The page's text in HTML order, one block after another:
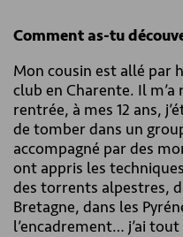
Comment as-tu
Mon cousin est allé par
club en Charente. Il
rentrée, à mes 12 ans,
de tomber dans un
accompagné par des
ont appris les
des torrents alpestres,
Bretagne, dans les
l’encadrement… j’ai